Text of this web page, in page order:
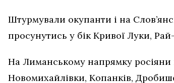
Штурмували окупанти і на
просунутись у бік Кривої Луки,
На Лиманському напрямку росіяни
Новомихайлівки, Копанків,